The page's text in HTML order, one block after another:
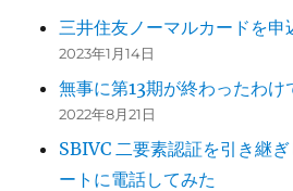
三井住友ノーマルカードを申
2023年1月14日
無事に第13期が終わったわけ
2022年8月21日
SBIVC 二要素認証を引き継
ートに電話してみた